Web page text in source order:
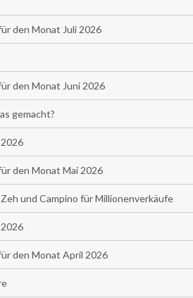
den Monat Juli 2026
den Monat Juni 2026
gemacht?
den Monat Mai 2026
und Campino für Millionenverkäufe
den Monat April 2026